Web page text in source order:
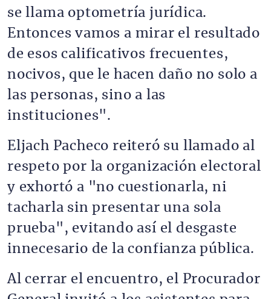
se llama optometría jurídica.
Entonces vamos a mirar el resultado
de esos calificativos frecuentes,
nocivos, que le hacen daño no solo a
las personas, sino a las
instituciones".
Eljach Pacheco reiteró su llamado al
respeto por la organización electoral
y exhortó a "no cuestionarla, ni
tacharla sin presentar una sola
prueba", evitando así el desgaste
innecesario de la confianza pública.
Al cerrar el encuentro, el Procurador